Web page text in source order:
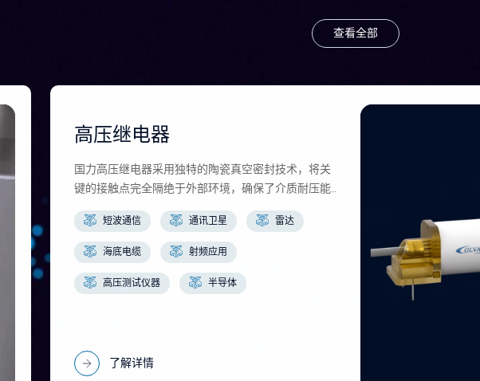
查看全部
高压继电器
国力高压继电器采用独特的陶瓷真空密封技术，将关
键的接触点完全隔绝于外部环境，确保了介质耐压能
力的显著提升，工作电压峰值可高达70kVDC，展现
出超凡的电气稳定性。
短波通信 通讯卫星 雷达
海底电缆 射频应用
高压测试仪器 半导体
了解详情